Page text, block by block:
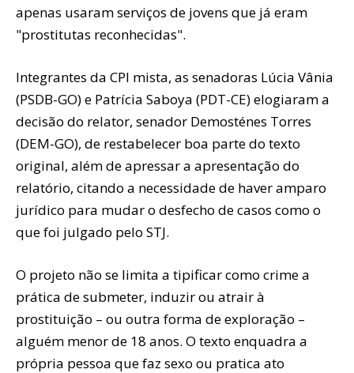
apenas usaram serviços de jovens que já eram
"prostitutas reconhecidas".
Integrantes da CPI mista, as senadoras Lúcia Vânia
(PSDB-GO) e Patrícia Saboya (PDT-CE) elogiaram a
decisão do relator, senador Demosténes Torres
(DEM-GO), de restabelecer boa parte do texto
original, além de apressar a apresentação do
relatório, citando a necessidade de haver amparo
jurídico para mudar o desfecho de casos como o
que foi julgado pelo STJ.
O projeto não se limita a tipificar como crime a
prática de submeter, induzir ou atrair à
prostituição – ou outra forma de exploração –
alguém menor de 18 anos. O texto enquadra a
própria pessoa que faz sexo ou pratica ato